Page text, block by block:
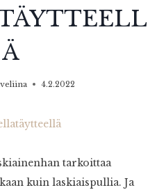
Ä
4.2.2022
tarkoittaa
kuin laskiaispullia. Ja